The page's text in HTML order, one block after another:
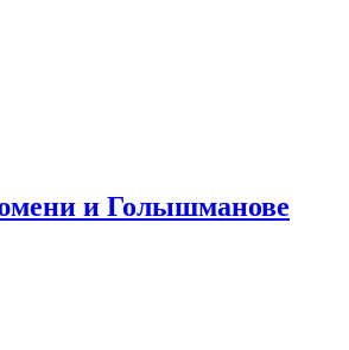
и Голышманове